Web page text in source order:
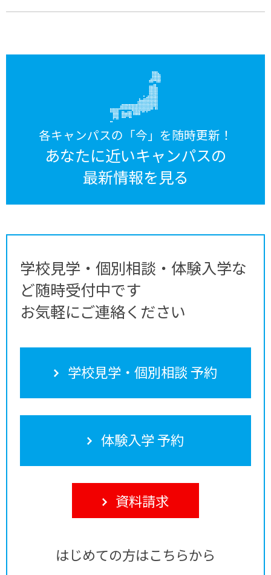
各キャンパスの「今」を随時更新！
あなたに近いキャンパスの
最新情報を見る
学校見学・個別相談・体験入学な
ど随時受付中です
お気軽にご連絡ください
学校見学・個別相談 予約
体験入学 予約
資料請求
はじめての方はこちらから